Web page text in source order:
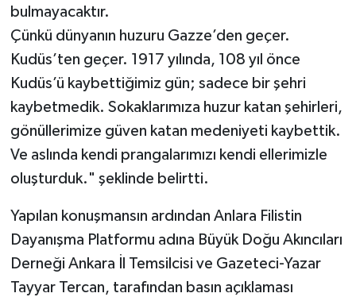
bulmayacaktır.
Çünkü dünyanın huzuru Gazze’den geçer.
Kudüs’ten geçer. 1917 yılında, 108 yıl önce
Kudüs’ü kaybettiğimiz gün; sadece bir şehri
kaybetmedik. Sokaklarımıza huzur katan şehirleri,
gönüllerimize güven katan medeniyeti kaybettik.
Ve aslında kendi prangalarımızı kendi ellerimizle
oluşturduk." şeklinde belirtti.
Yapılan konuşmansın ardından Anlara Filistin
Dayanışma Platformu adına Büyük Doğu Akıncıları
Derneği Ankara İl Temsilcisi ve Gazeteci-Yazar
Tayyar Tercan, tarafından basın açıklaması